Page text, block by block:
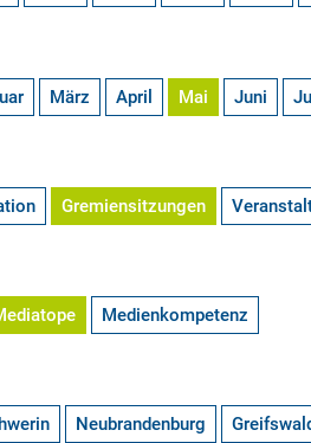
März April Mai Juni
Gremiensitzungen
Medienkompetenz
Neubrandenburg